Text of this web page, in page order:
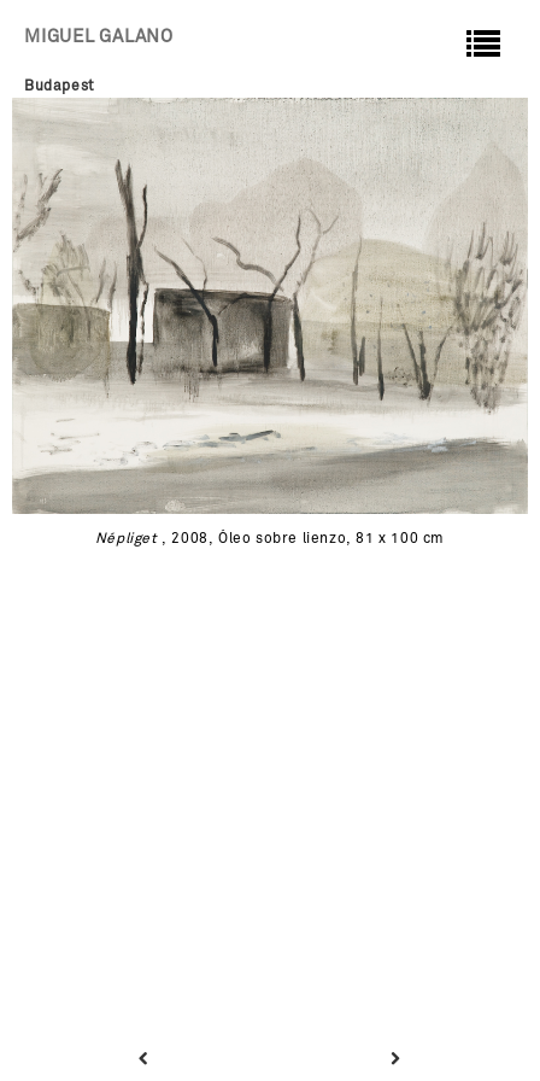
MIGUEL GALANO
Budapest
Népliget , 2008, Óleo sobre lienzo, 81 x 100 cm